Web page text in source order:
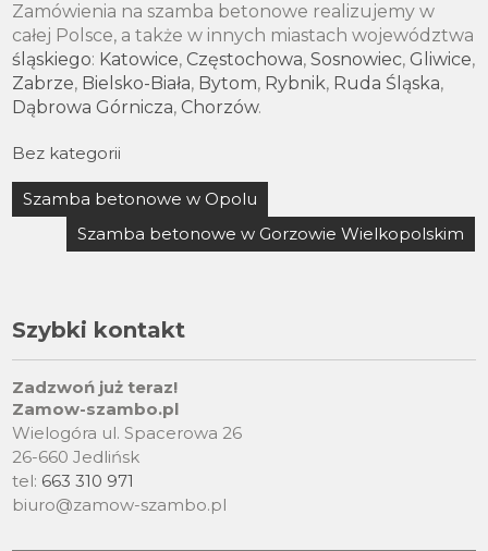
Zamówienia na szamba betonowe realizujemy w
całej Polsce, a także w innych miastach województwa
śląskiego: Katowice, Częstochowa,Sosnowiec, Gliwice,
Zabrze, Bielsko-Biała, Bytom, Rybnik, Ruda Śląska,
Dąbrowa Górnicza, Chorzów.
Bez kategorii
Nawigacja
wpisu
Szamba betonowe w Opolu
Szamba betonowe w Gorzowie Wielkopolskim
Szybki kontakt
Zadzwoń już teraz!
Zamow-szambo.pl
Wielogóra ul. Spacerowa 26
26-660 Jedlińsk
tel: 663 310 971
biuro@zamow-szambo.pl